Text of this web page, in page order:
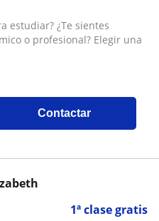
estudiar? ¿Te sientes
o profesional? Elegir una
Contactar
1ª clase gratis